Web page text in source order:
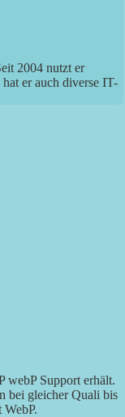
2004 nutzt er
er auch diverse IT-
webP Support erhält.
bei gleicher Quali bis